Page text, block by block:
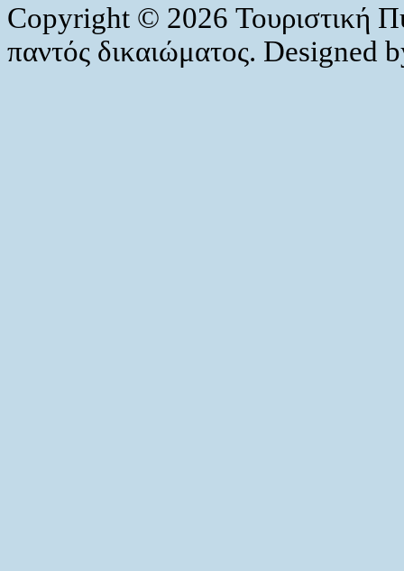
Copyright © 2026 Τουριστική
παντός δικαιώματος. Designed